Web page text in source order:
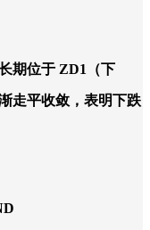
期位于 ZD1（下
走平收敛，表明下跌